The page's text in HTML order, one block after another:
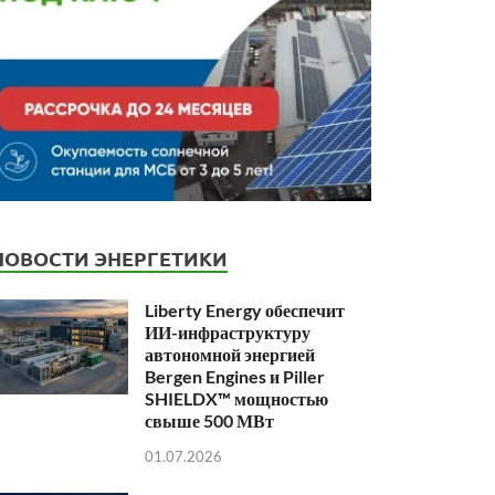
ЭНЕРГЕТИКИ
Liberty Energy обеспечит
ИИ-инфраструктуру
автономной энергией
Bergen Engines и Piller
SHIELDX™ мощностью
свыше 500 МВт
01.07.2026